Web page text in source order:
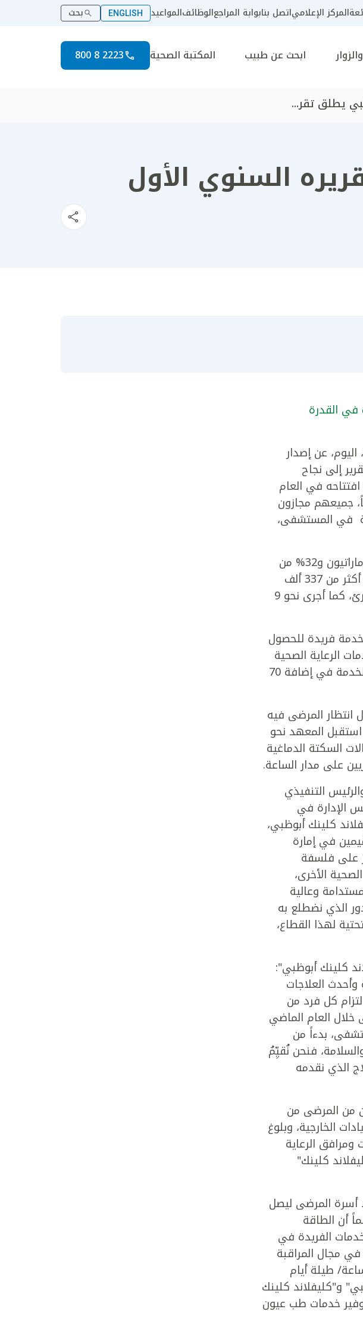
المركز الإعلامياتصل بنابوابة المراجعالوظائفالمواعيد ENGLISH بحث
ابحث عن طبيب المكتبة الصحية 2223 8 800
يطلق تقر...
السنوي الأول
العام 2016 ومنها الزيادة في القدرة
عن إصدار
وإنجازاته خلال العام 2016.وأشار التقرير إلى نجاح
في العام
فيه إلى أكثر من ألفين و900 موظفاً، منهم 249 طبيباً، جميعهم مجازون
الطبية في المستشفى،
واستقبل المستشفى في العام الماضي (2016)، 51 ألف و673 مريضاً، 75% منهم إماراتيون و32% من
جنسيات أخرى، فيما شكل المرضى من خارج الدولة نسبة 2%. واستقبل المستشفى أكثر من 337 ألف
زيارة، منها 285 ألف زيارة استقبلتها العيادات الخارجية، وأكثر من 39 ألف حالة طوارئ، كما أجرى نحو 9
فريدة للحصول
الرعاية الصحية
التي يقدمها حسب معايير "كليفلاند كلينك" المعروفة عالمياً، وقد أسهمت هذه الخدمة في إضافة 70
المرضى فيه
مقارنة بالمعدل المستهدف عالمياً والبالغ 28 دقيقة. وفي العام 2016، استقبل المعهد نحو
حالات السكتة الدماغية
على مدار الساعة.
التنفيذي
الإدارة في
بالنسبة لكليفلاند كلينك أبوظبي،
في إمارة
على فلسفة
الأخرى،
وعالية
الذي نضطلع به
لهذا القطاع،
كلينك أبوظبي":
وأحدث العلاجات
كل فرد من
خلال العام الماضي
بدءاً من
فنحن نُقيِّمُ
الذي نقدمه
من المرضى من
الخارجية، وبلوغ
الرعاية
كلينك"
أبوظبي" قد رفع خلال العام الماضي (2016)، عدد أسرة المرضى ليصل
خطط لزيادة عددها إلى 364 سريراً بنهاية العام 2017، علماً أن الطاقة
من الخدمات الفريدة في
مجال المراقبة
الخاضعين لزراعة أجهزة في القلب، وتوفير خدمة على مدار الـ 24 ساعة/ طيلة أيام
و"كليفلاند كلينك
خدمات طب عيون